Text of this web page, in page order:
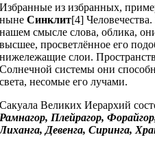
Избранные из избранных,
нынеСинклит[4]
нашем смысле слова, облика,
высшее, просветлённое его
нижележащие слои.
Солнечной системы они
света, несомые его лучами.
Сакуала Великих Иерархий
Рамнагор, Плейрагор,
Лиханга, Девенга, Сиринга,